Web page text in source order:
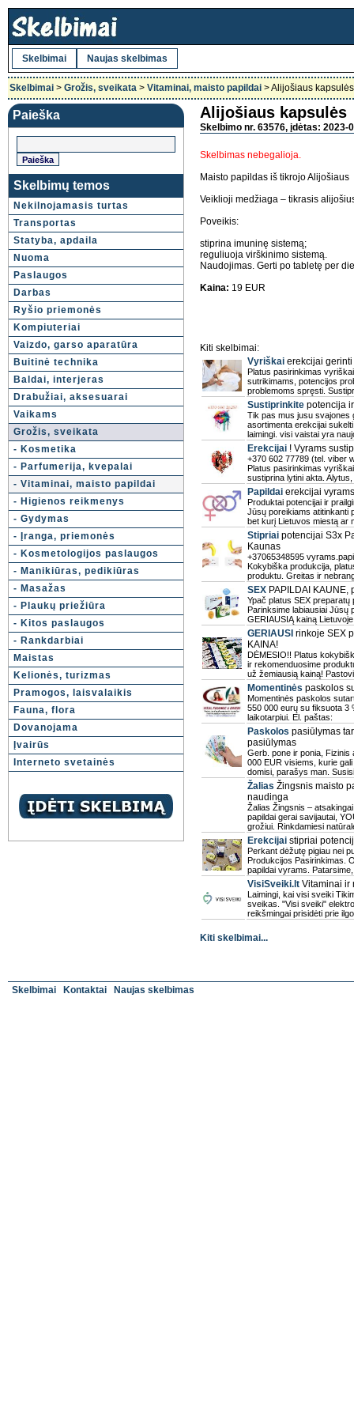
Skelbimai Naujas skelbimas
Skelbimai > Grožis, sveikata > Vitaminai, maisto papildai > Alijošiaus kapsulės
Paieška
Skelbimų temos
Nekilnojamasis turtas
Transportas
Statyba, apdaila
Nuoma
Paslaugos
Darbas
Ryšio priemonės
Kompiuteriai
Vaizdo, garso aparatūra
Buitinė technika
Baldai, interjeras
Drabužiai, aksesuarai
Vaikams
Grožis, sveikata
- Kosmetika
- Parfumerija, kvepalai
- Vitaminai, maisto papildai
- Higienos reikmenys
- Gydymas
- Įranga, priemonės
- Kosmetologijos paslaugos
- Manikiūras, pedikiūras
- Masažas
- Plaukų priežiūra
- Kitos paslaugos
- Rankdarbiai
Maistas
Kelionės, turizmas
Pramogos, laisvalaikis
Fauna, flora
Dovanojama
Įvairūs
Interneto svetainės
Alijošiaus kapsulės
Skelbimo nr. 63576, įdėtas: 2023-
Skelbimas nebegalioja.
Maisto papildas iš tikrojo Alijošiaus
Veiklioji medžiaga – tikrasis
Poveikis:
stiprina imuninę sistemą;
reguliuoja virškinimo sistemą.
Naudojimas. Gerti po tabletę per
Kaina: 19 EUR
Kiti skelbimai:
Vyriškai erekcijai gerinti
Platus pasirinkimas
sutrikimams, potencijos
problemoms spręsti.
Sustiprinkite potencija
Tik pas mus jusu svajones
asortimenta erekcijai
laimingi. visi vaistai yra
Erekcijai ! Vyrams
+370 602 77789 (tel. viber
Platus pasirinkimas
sustiprina lytini akta.
Papildai erekcijai vyrams
Produktai potencijai ir
Jūsų poreikiams atitinkanti
bet kurį Lietuvos miestą ar
Stipriai potencijai S3x
Kaunas
+37065348595
Kokybiška produkcija,
produktu. Greitas ir
SEX PAPILDAI
Ypač platus SEX
Parinksime labiausiai Jūsų
GERIAUSIĄ kainą
GERIAUSI rinkoje SEX
KAINA!
DĖMESIO!! Platus
ir rekomenduosime
už žemiausią kainą!
Momentinės paskolos
Momentinės paskolos
550 000 eurų su fiksuota 3
laikotarpiui. El. paštas:
Paskolos pasiūlymas
pasiūlymas
Gerb. pone ir ponia, Fizinis
000 EUR visiems, kurie
domisi, parašys man.
Žalias Žingsnis maisto
naudinga
Žalias Žingsnis –
papildai gerai savijautai,
grožiui. Rinkdamiesi
Erekcijai stipriai
Perkant dėžutę pigiau nei
Produkcijos Pasirinkimas.
papildai vyrams.
VisiSveiki.lt Vitaminai ir
Laimingi, kai visi sveiki
sveikas. "Visi sveiki"
reikšmingai prisidėti prie
Kiti skelbimai...
Skelbimai Kontaktai Naujas skelbimas